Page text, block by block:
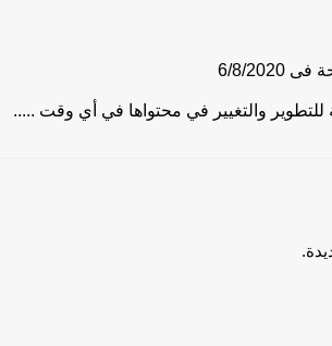
8/2020
للتطوير والتغيير في محتواها في أي وقت .....